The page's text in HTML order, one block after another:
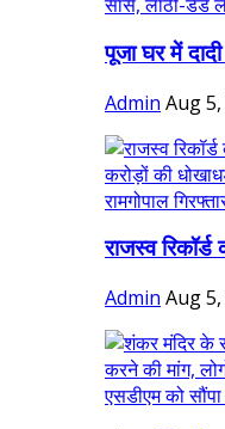
पूजा घर में
Admin Aug
राजस्व
Admin Aug